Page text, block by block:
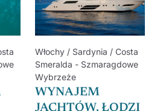
Włochy / Sardynia / Costa
Smeralda - Szmaragdowe
Wybrzeże
WYNAJEM
JACHTÓW, ŁODZI